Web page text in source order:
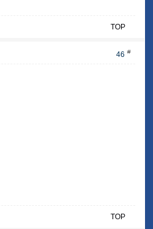
TOP
46 #
TOP